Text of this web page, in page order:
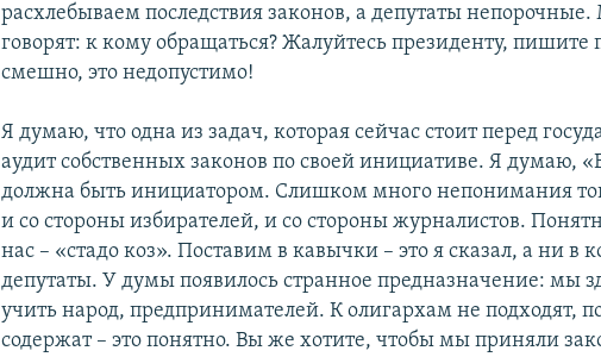
расхлебываем последствия законов, а депутаты
говорят: к кому обращаться? Жалуйтесь президенту, пишите
смешно, это недопустимо!
Я думаю, что одна из задач, которая сейчас стоит перед
аудит собственных законов по своей инициативе. Я думаю,
должна быть инициатором. Слишком много непонимания
и со стороны избирателей, и со стороны журналистов.
нас – «стадо коз». Поставим в кавычки – это я сказал, а ни в
депутаты. У думы появилось странное предназначение: мы
учить народ, предпринимателей. К олигархам не подходят,
содержат – это понятно. Вы же хотите, чтобы мы приняли